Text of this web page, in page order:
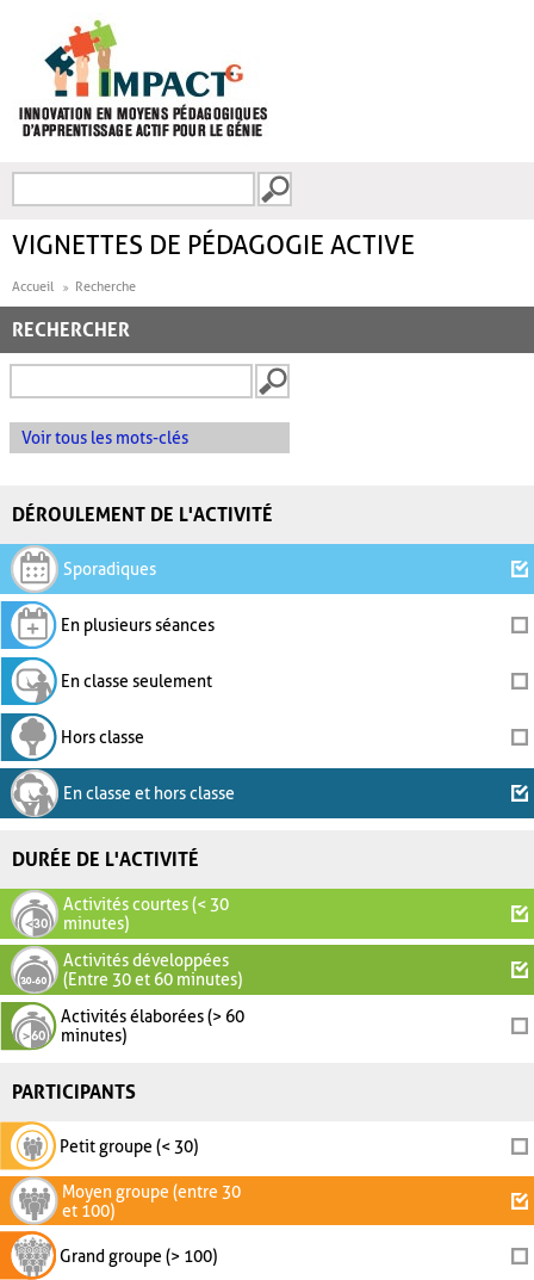
FORMULAIRE DE
VIGNETTES DE PÉDAGOGIE ACTIVE
Accueil Recherche
RECHERCHER
Voir tous les mots-clés
DÉROULEMENT DE L'ACTIVITÉ
Sporadiques
En plusieurs séances
En classe seulement
Hors classe
En classe et hors classe
DURÉE DE L'ACTIVITÉ
Activités courtes (< 30
minutes)
Activités développées
(Entre 30 et 60 minutes)
Activités élaborées (> 60
minutes)
PARTICIPANTS
Petit groupe (< 30)
Moyen groupe (entre 30
et 100)
Grand groupe (> 100)